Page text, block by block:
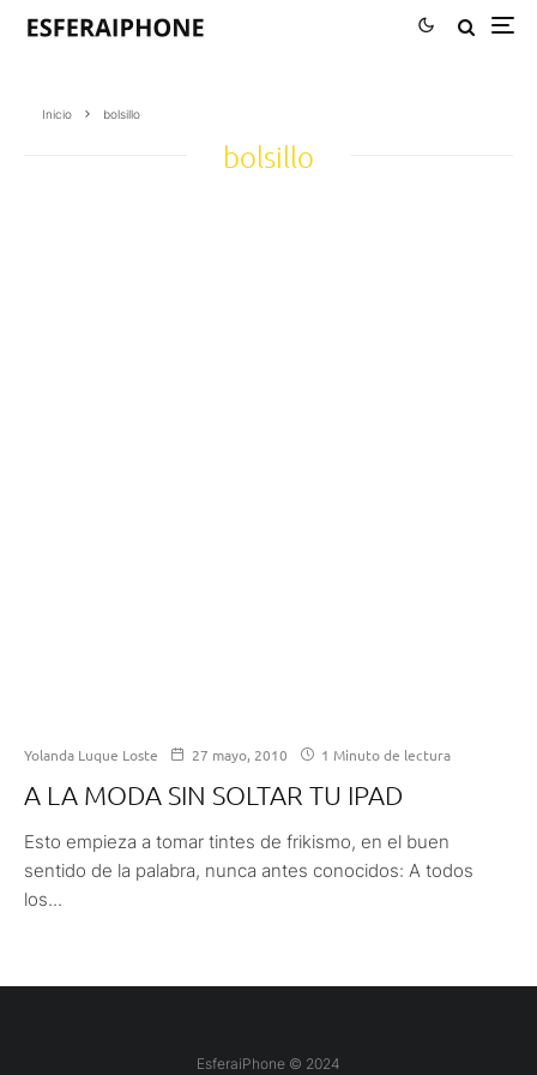
Inicio bolsillo
bolsillo
Yolanda Luque Loste 27 mayo, 2010 1 Minuto de lectura
A LA MODA SIN SOLTAR TU IPAD
Esto empieza a tomar tintes de frikismo, en el buen
sentido de la palabra, nunca antes conocidos: A todos
los...
EsferaiPhone © 2024